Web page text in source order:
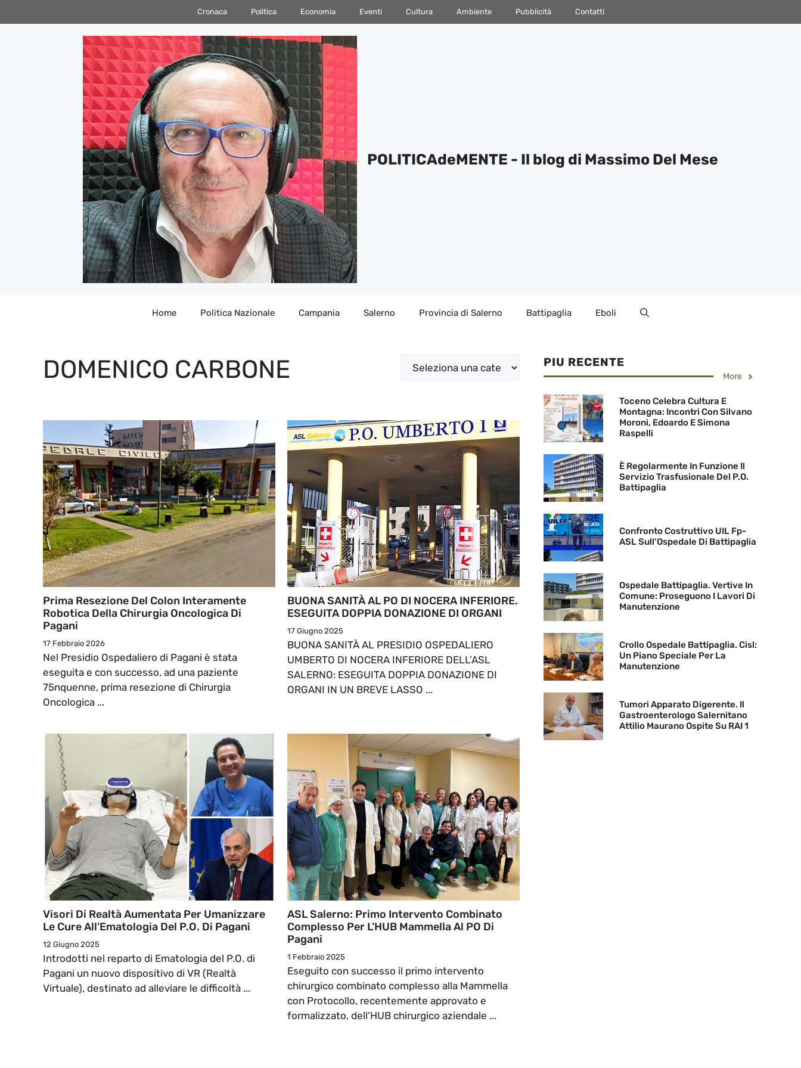
al
Cronaca Politica Economia Eventi Cultura Ambiente Pubblicità Contatti
POLITICAdeMENTE - Il blog di Massimo Del Mese
Home Politica Nazionale Campania Salerno Provincia di Salerno Battipaglia Eboli
DOMENICO CARBONE Categorie
Prima Resezione Del Colon Interamente
Robotica Della Chirurgia Oncologica Di
Pagani
17 Febbraio 2026
Nel Presidio Ospedaliero di Pagani è stata
eseguita e con successo, ad una paziente
75nquenne, prima resezione di Chirurgia
Oncologica ...
BUONA SANITÀ AL PO DI NOCERA INFERIORE.
ESEGUITA DOPPIA DONAZIONE DI ORGANI
17 Giugno 2025
BUONA SANITÀ AL PRESIDIO OSPEDALIERO
UMBERTO DI NOCERA INFERIORE DELL’ASL
SALERNO: ESEGUITA DOPPIA DONAZIONE DI
ORGANI IN UN BREVE LASSO ...
Visori Di Realtà Aumentata Per Umanizzare
Le Cure All’Ematologia Del P.O. Di Pagani
12 Giugno 2025
Introdotti nel reparto di Ematologia del P.O. di
Pagani un nuovo dispositivo di VR (Realtà
Virtuale), destinato ad alleviare le difficoltà ...
ASL Salerno: Primo Intervento Combinato
Complesso Per L’HUB Mammella Al PO Di
Pagani
1 Febbraio 2025
Eseguito con successo il primo intervento
chirurgico combinato complesso alla Mammella
con Protocollo, recentemente approvato e
formalizzato, dell’HUB chirurgico aziendale ...
PIU RECENTE
More
Toceno Celebra Cultura E
Montagna: Incontri Con Silvano
Moroni, Edoardo E Simona
Raspelli
È Regolarmente In Funzione Il
Servizio Trasfusionale Del P.O.
Battipaglia
Confronto Costruttivo UIL Fp-
ASL Sull’Ospedale Di Battipaglia
Ospedale Battipaglia. Vertive In
Comune: Proseguono I Lavori Di
Manutenzione
Crollo Ospedale Battipaglia. Cisl:
Un Piano Speciale Per La
Manutenzione
Tumori Apparato Digerente. Il
Gastroenterologo Salernitano
Attilio Maurano Ospite Su RAI 1